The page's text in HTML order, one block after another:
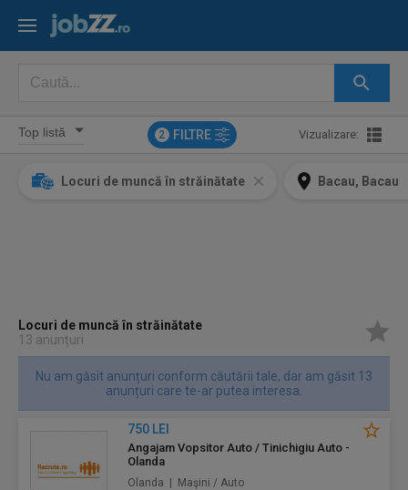
2 FILTRE Vizualizare:
Locuri de muncă în străinătate Bacau, Bacau
Locuri de muncă în străinătate
13 anunțuri
Nu am găsit anunțuri conform căutării tale, dar am găsit 13
anunțuri care te-ar putea interesa.
750 LEI
Angajam Vopsitor Auto / Tinichigiu Auto -
Olanda
Olanda | Maşini / Auto